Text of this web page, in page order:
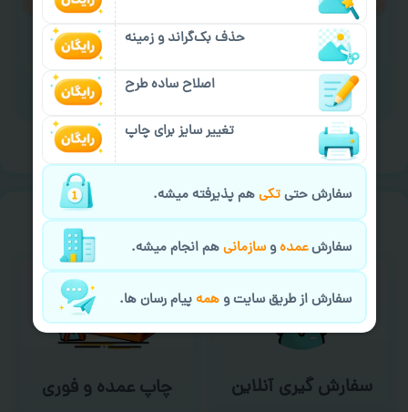
برای ارسال پیام کلیک کنید
خیالت راحت ازسفارش گیری
سفارش گیری آنلاین چاپ عمده و فوری
حذف بک‌گراند و زمینه
اصلاح ساده طرح
تغییر سایز برای چاپ
سفارش حتیتکیهم پذیرفته میشه.
سفارشعمدهوسازمانیهم انجام میشه.
سفارش از طریق سایت وهمهپیام رسان ها.